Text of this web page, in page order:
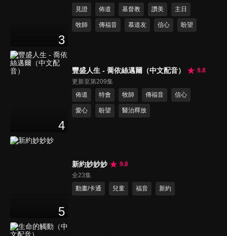
3
見證
佈道 基督教 讚美 主日
牧師 傳福音 慕道友 信心 盼望
4
豐盛人生 - 喬依絲邁爾（中文配音）
9.8
更新至第209集
佈道
特會 牧師 傳福音 信心
愛心 盼望 醫治釋放
5
新約妙妙妙
9.8
全23集
動畫/卡通
兒童 福音 新約